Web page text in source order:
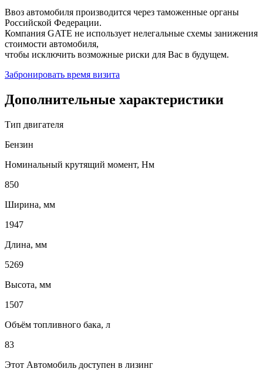
Ввоз автомобиля производится через таможенные органы
Российской Федерации.
Компания GATE не использует нелегальные схемы занижения
стоимости автомобиля,
чтобы исключить возможные риски для Вас в будущем.
Забронировать время визита
Дополнительные характеристики
Тип двигателя
Бензин
Номинальный крутящий момент, Нм
850
Ширина, мм
1947
Длина, мм
5269
Высота, мм
1507
Объём топливного бака, л
83
Этот Автомобиль доступен в лизинг